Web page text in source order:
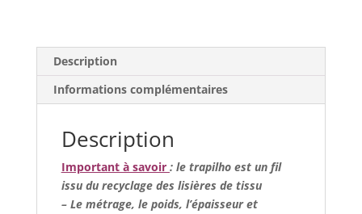
Description
Informations complémentaires
Description
Important à savoir : le trapilho est un fil
issu du recyclage des lisières de tissu
– Le métrage, le poids, l’épaisseur et